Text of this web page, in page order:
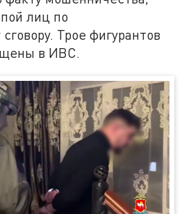
лиц по
Трое фигурантов
в ИВС.